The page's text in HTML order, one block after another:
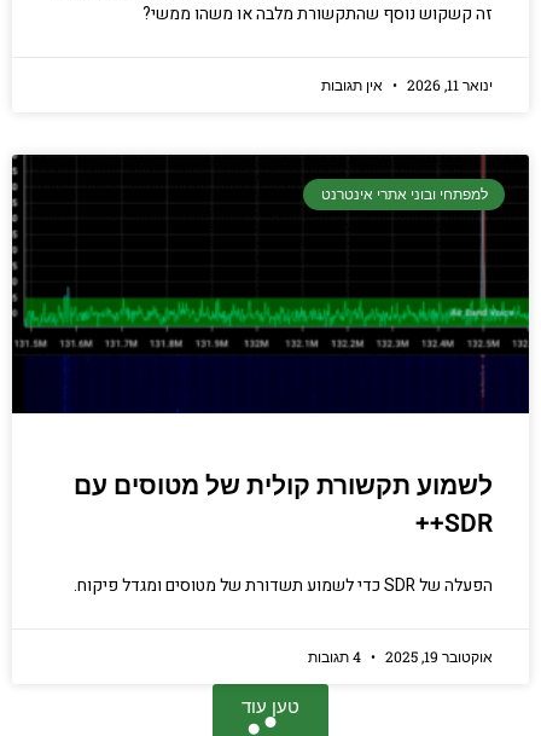
זה קשקוש נוסף שהתקשורת מלבה או משהו ממשי?
ינואר 11, 2026 אין תגובות
למפתחי ובוני אתרי אינטרנט
לשמוע תקשורת קולית של מטוסים עם
SDR++
הפעלה של SDR כדי לשמוע תשדורת של מטוסים ומגדל פיקוח.
אוקטובר 19, 2025
טען עוד